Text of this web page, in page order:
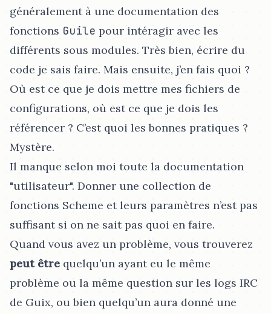
généralement à une documentation des
fonctions Guile pour intéragir avec les
différents sous modules. Très bien, écrire du
code je sais faire. Mais ensuite, j’en fais quoi ?
Où est ce que je dois mettre mes fichiers de
configurations, où est ce que je dois les
référencer ? C’est quoi les bonnes pratiques ?
Mystère.
Il manque selon moi toute la documentation
"utilisateur". Donner une collection de
fonctions Scheme et leurs paramètres n’est pas
suffisant si on ne sait pas quoi en faire.
Quand vous avez un problème, vous trouverez
peut être quelqu’un ayant eu le même
problème ou la même question sur les logs IRC
de Guix, ou bien quelqu’un aura donné une